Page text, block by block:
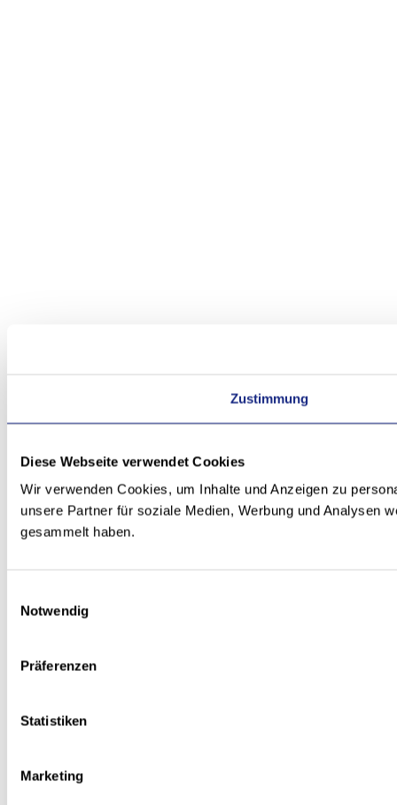
Zustimmung
Diese Webseite verwendet Cookies
Wir verwenden Cookies, um Inhalte und Anzeigen zu
unsere Partner für soziale Medien, Werbung und Analysen
gesammelt haben.
Notwendig
Präferenzen
Statistiken
Marketing